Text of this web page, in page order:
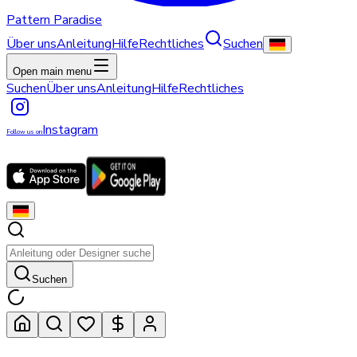
Pattern Paradise
Über unsAnleitungHilfeRechtliches Suchen
Open main menu
SuchenÜber unsAnleitungHilfeRechtliches
Follow us onInstagram
Suchen